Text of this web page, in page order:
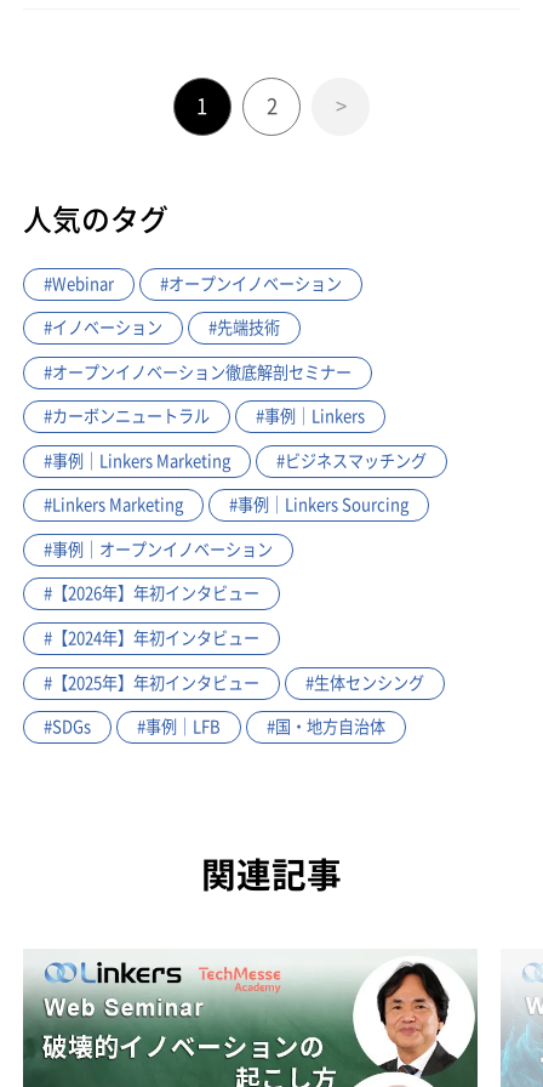
1 2 >
人気のタグ
#Webinar #オープンイノベーション
#イノベーション #先端技術
#オープンイノベーション徹底解剖セミナー
#カーボンニュートラル #事例｜Linkers
#事例｜Linkers Marketing #ビジネスマッチング
#Linkers Marketing #事例｜Linkers Sourcing
#事例｜オープンイノベーション
#【2026年】年初インタビュー
#【2024年】年初インタビュー
#【2025年】年初インタビュー #生体センシング
#SDGs #事例｜LFB #国・地方自治体
関連記事